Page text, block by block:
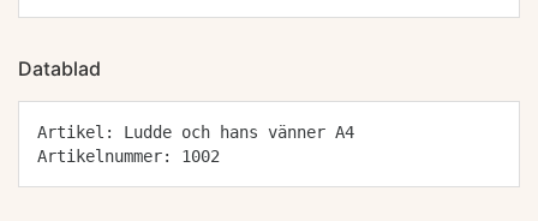
Datablad
Artikel: Ludde och hans vänner A4
Artikelnummer: 1002